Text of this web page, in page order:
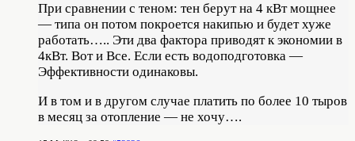
При сравнении с теном: тен берут на 4 кВт мощнее
— типа он потом покроется накипью и будет хуже
работать….. Эти два фактора приводят к экономии в
4кВт. Вот и Все. Если есть водоподготовка —
Эффективности одинаковы.
И в том и в другом случае платить по более 10 тыров
в месяц за отопление — не хочу….